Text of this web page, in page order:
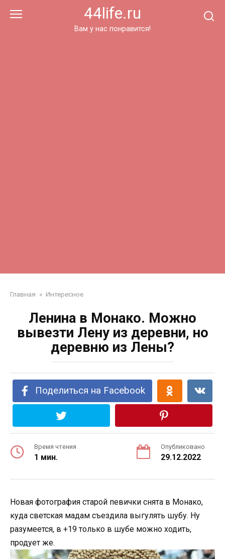
44life.ru
Вам у нас понравится!
Главная » Интересное
Ленина в Монако. Можно
вывезти Лену из деревни, но
деревню из Лены?
Поделиться на Facebook
Время чтения
1 мин.
Опубликовано
29.12.2022
Новая фотография старой певички снята в Монако,
куда светская мадам съездила выгулять шубу. Ну
разумеется, в +19 только в шубе можно ходить,
продует же.